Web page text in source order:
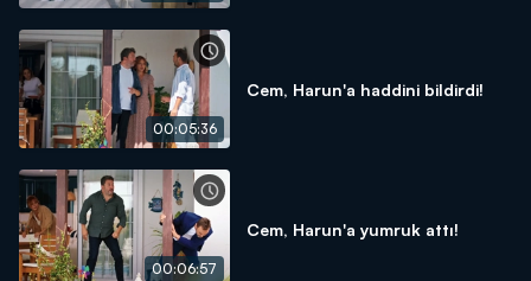
00:05:36
Cem, Harun'a haddini bildirdi!
00:06:57
Cem, Harun'a yumruk attı!